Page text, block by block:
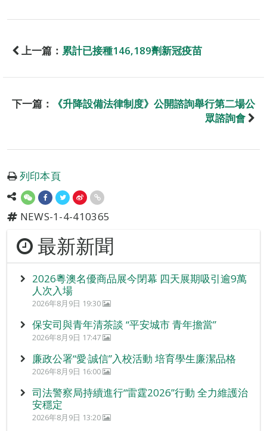
上一篇： 累計已接種146,189劑新冠疫苗
下一篇：
《升降設備法律制度》公開諮詢舉行第二場公
眾諮詢會
列印本頁
NEWS-1-4-410365
最新新聞
2026粵澳名優商品展今閉幕 四天展期吸引逾9萬
人次入場
2026年8月9日 19:30
保安司與青年清茶談 “平安城市 青年擔當”
2026年8月9日 17:47
廉政公署“愛‧誠信”入校活動 培育學生廉潔品格
2026年8月9日 16:00
司法警察局持續進行“雷霆2026”行動 全力維護治
安穩定
2026年8月9日 13:20